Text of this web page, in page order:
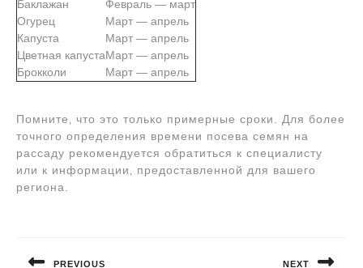
Баклажан
Февраль ― март
Огурец
Март ― апрель
Капуста
Март ― апрель
Цветная капустаМарт ― апрель
Брокколи
Март ― апрель
Помните‚ что это только примерные сроки. Для более
точного определения времени посева семян на
рассаду рекомендуется обратиться к специалисту
или к информации‚ предоставленной для вашего
региона.
PREVIOUS NEXT